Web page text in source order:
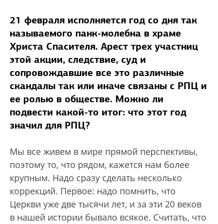
21 февраля исполняется год со дня так
называемого панк-молебна в храме
Христа Спасителя. Арест трех участниц
этой акции, следствие, суд и
сопровождавшие все это различные
скандалы так или иначе связаны с РПЦ и
ее ролью в обществе. Можно ли
подвести какой-то итог: что этот год
значил для РПЦ?
Мы все живем в мире прямой перспективы,
поэтому то, что рядом, кажется нам более
крупным. Надо сразу сделать несколько
коррекций. Первое: надо помнить, что
Церкви уже две тысячи лет, и за эти 20 веков
в нашей истории бывало всякое. Считать, что